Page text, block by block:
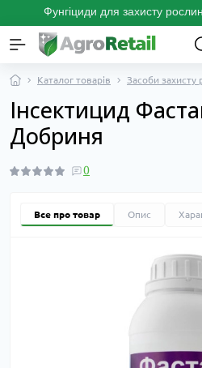
Фунгіциди для захисту
Каталог товарів Засоби захисту
Інсектицид
Добриня
0
Все про товар Опис